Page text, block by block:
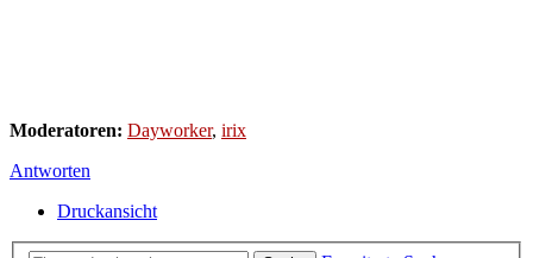
Moderatoren: Dayworker, irix
Antworten
Druckansicht